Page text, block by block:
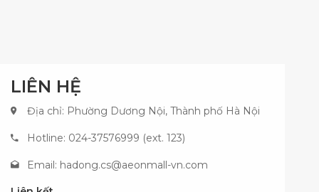
LIÊN HỆ
Địa chỉ: Phường Dương Nội, Thành phố Hà Nội
Hotline: 024-37576999 (ext. 123)
Email: hadong.cs@aeonmall-vn.com